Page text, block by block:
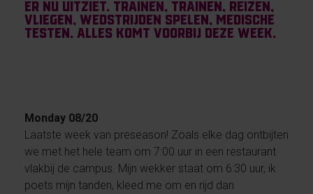
er nu uitziet. Trainen, trainen, reizen,
vliegen, wedstrijden spelen, medische
testen. Alles komt voorbij deze week.
Monday 08/20
Laatste week van preseason! Zoals elke dag ontbijten
we met het hele team om 7:00 uur in een restaurant
vlakbij de campus. Mijn wekker staat om 6:30 uur, ik
poets mijn tanden, kleed me om en rijd dan